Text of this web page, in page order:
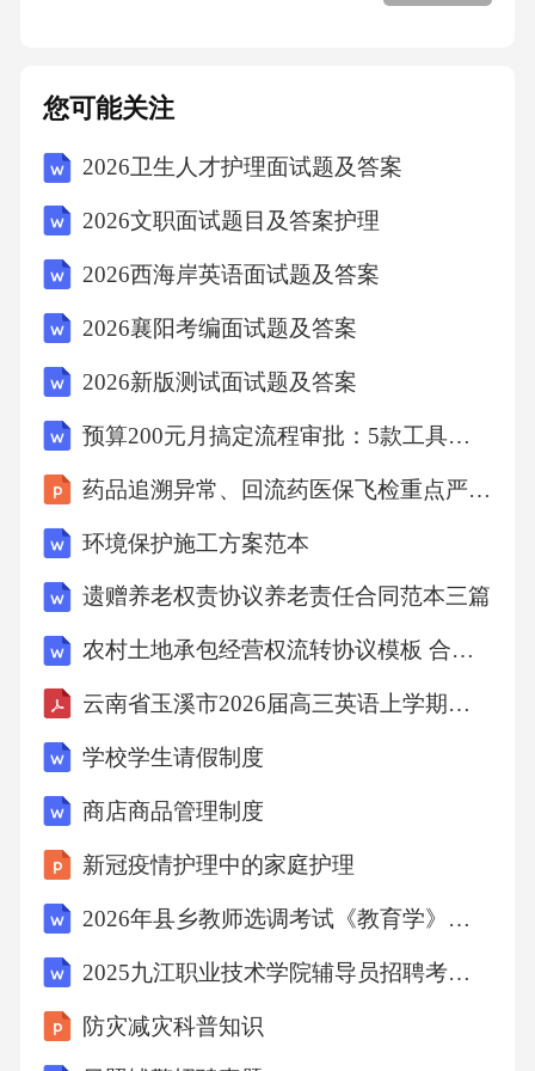
根据恢复情况逐渐增加活动量和锻炼强度。2.3
创伤性骨科患者的呼吸功能锻炼
呼吸受损风险说明创伤性骨科患者因休克、疼
险。呼吸护理干预措施需密切监测呼吸频率、
血氧饱和度等生命体征，病情允许时尽早开展
床上活动和坐起练习，呼吸衰竭者及时给予氧
疗或呼吸机支持，同时对患者进行心理疏导。
急诊期重点进行生命支持，必要时进行气管插
管和机械通气。稳定期开始进行深呼吸练习和
体位排痰，逐步进行床边活动。恢复期增加胸
廓扩张运动和自主呼吸训练，逐步恢复日常活
活动受限，存在较高呼吸功能受损风险，需从
多维度采取干预措施。呼吸干预具体措施需根
据手术部位调整体位以减少呼吸影响，用呼吸
训练器等辅助有效呼吸，加强疼痛管理并由专
业康复治疗师指导呼吸锻炼。术前进行呼吸功
能评估和健康教育，指导患者进行基础呼吸练
习。术后早期指导患者进行深呼吸练习和体位
排痰，避免剧烈活动。术后中期增加胸廓扩张
您可能关注
2026卫生人才护理面试题及答案
2026文职面试题目及答案护理
2026西海岸英语面试题及答案
2026襄阳考编面试题及答案
2026新版测试面试题及答案
预算200元月搞定流程审批：5款工具实测小团队不用再跑纸质单
药品追溯异常、回流药医保飞检重点严查2026
环境保护施工方案范本
遗赠养老权责协议养老责任合同范本三篇
农村土地承包经营权流转协议模板 合作社专用版可编辑
云南省玉溪市2026届高三英语上学期适应性测试十
学校学生请假制度
商店商品管理制度
新冠疫情护理中的家庭护理
2026年县乡教师选调考试《教育学》练习题(一)含答案详解（达标题）
2025九江职业技术学院辅导员招聘考试真题
防灾减灾科普知识